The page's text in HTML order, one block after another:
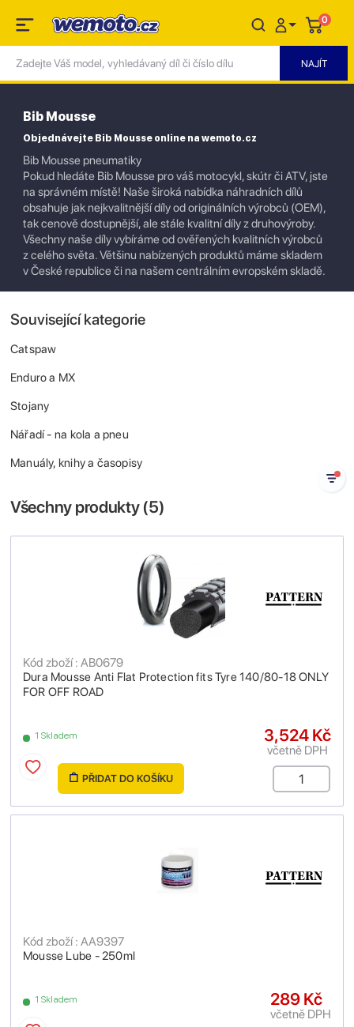
0
Bib Mousse
Objednávejte Bib Mousse online na wemoto.cz
Bib Mousse pneumatiky
Pokud hledáte Bib Mousse pro váš motocykl, skútr či ATV, jste
na správném místě! Naše široká nabídka náhradních dílů
obsahuje jak nejkvalitnější díly od originálních výrobců (OEM),
tak cenově dostupnější, ale stále kvalitní díly z druhovýroby.
Všechny naše díly vybíráme od ověřených kvalitních výrobců
z celého světa. Většinu nabízených produktů máme skladem
v České republice či na našem centrálním evropském skladě.
Související kategorie
Catspaw
Enduro a MX
Stojany
Nářadí - na kola a pneu
Manuály, knihy a časopisy
Všechny produkty (5)
Dura Mousse Anti Flat Protection fits Tyre 140/80-18 ONLY
FOR OFF ROAD
Kód zboží : AB0679
1 Skladem 3,524 Kč
včetně DPH
PŘIDAT DO KOŠÍKU
Mousse Lube - 250ml
Kód zboží : AA9397
1 Skladem 289 Kč
včetně DPH